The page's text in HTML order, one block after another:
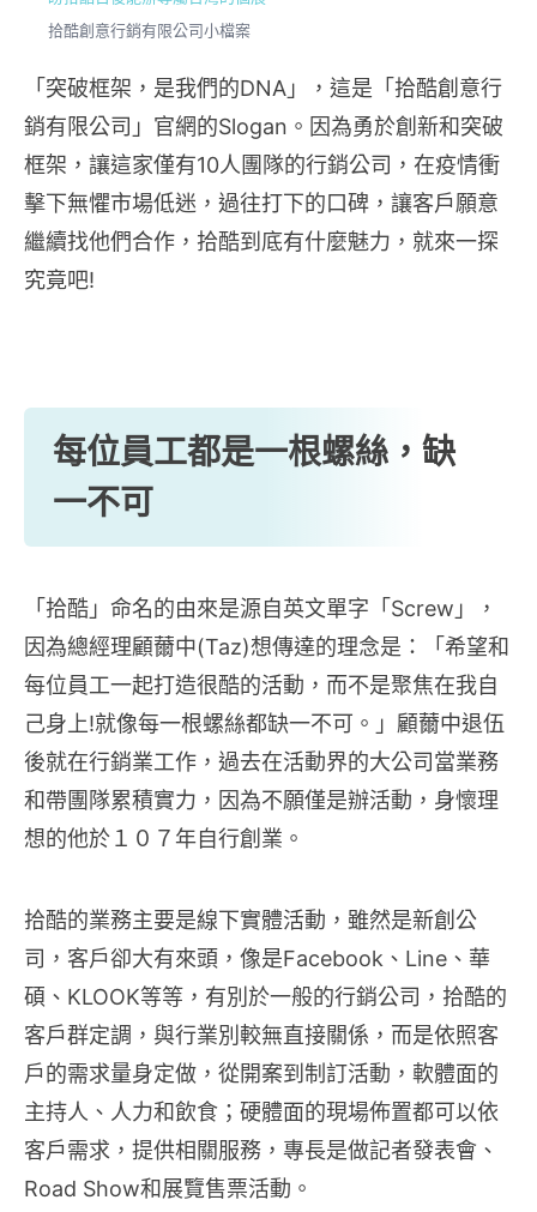
拾酷創意行銷有限公司小檔案
「突破框架，是我們的DNA」，這是「拾酷創意行
銷有限公司」官網的Slogan。因為勇於創新和突破
框架，讓這家僅有10人團隊的行銷公司，在疫情衝
擊下無懼市場低迷，過往打下的口碑，讓客戶願意
繼續找他們合作，拾酷到底有什麼魅力，就來一探
究竟吧!
每位員工都是一根螺絲，缺
一不可
「拾酷」命名的由來是源自英文單字「Screw」，
因為總經理顧薾中(Taz)想傳達的理念是：「希望和
每位員工一起打造很酷的活動，而不是聚焦在我自
己身上!就像每一根螺絲都缺一不可。」顧薾中退伍
後就在行銷業工作，過去在活動界的大公司當業務
和帶團隊累積實力，因為不願僅是辦活動，身懷理
想的他於１０７年自行創業。
拾酷的業務主要是線下實體活動，雖然是新創公
司，客戶卻大有來頭，像是Facebook、Line、華
碩、KLOOK等等，有別於一般的行銷公司，拾酷的
客戶群定調，與行業別較無直接關係，而是依照客
戶的需求量身定做，從開案到制訂活動，軟體面的
主持人、人力和飲食；硬體面的現場佈置都可以依
客戶需求，提供相關服務，專長是做記者發表會、
Road Show和展覽售票活動。